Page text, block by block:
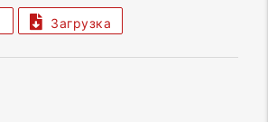
Загрузка